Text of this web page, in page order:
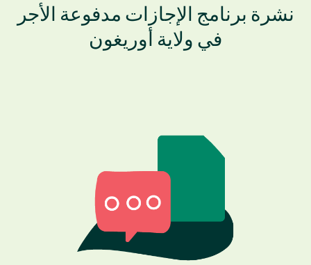
نشرة برنامج الإجازات مدفوعة الأجر
في ولاية أوريغون